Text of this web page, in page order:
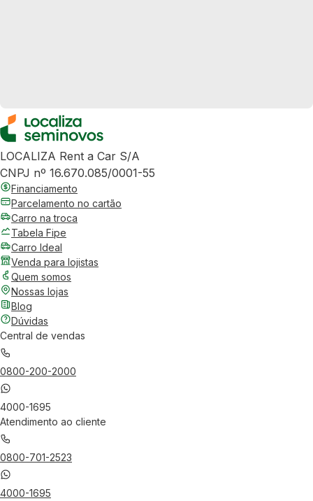
LOCALIZA Rent a Car S/A
CNPJ nº 16.670.085/0001-55
Financiamento
Parcelamento no cartão
Carro na troca
Tabela Fipe
Carro Ideal
Venda para lojistas
Quem somos
Nossas lojas
Blog
Dúvidas
Central de vendas
0800-200-2000
4000-1695
Atendimento ao cliente
0800-701-2523
4000-1695